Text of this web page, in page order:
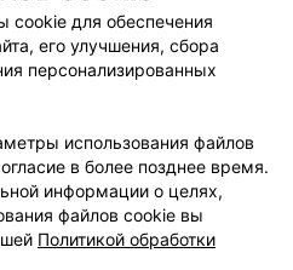
Партнеры
103.by
данных
cookie для обеспечения
его улучшения, сбора
персонализированных
использования файлов
в более позднее время.
информации о целях,
файлов cookie вы
Политикой обработки